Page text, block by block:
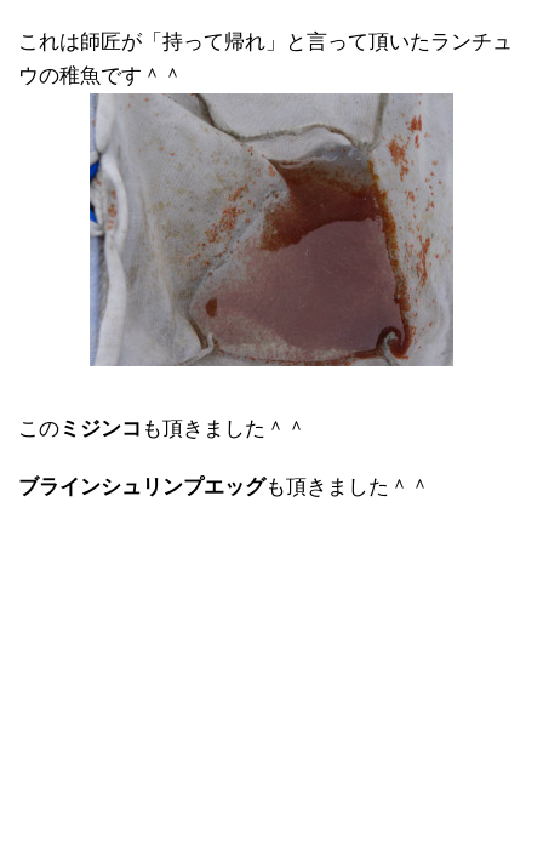
これは師匠が「持って帰れ」と言って頂いたランチュ
ウの稚魚です＾＾
この ミジンコ も頂きました＾＾
ブラインシュリンプエッグも頂きました＾＾